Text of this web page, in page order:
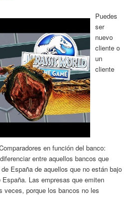
Puedes
ser
nuevo
cliente o
un
cliente
en función del banco:
entre aquellos bancos que
España de aquellos que no están bajo
Las empresas que emiten
veces, porque los bancos no les